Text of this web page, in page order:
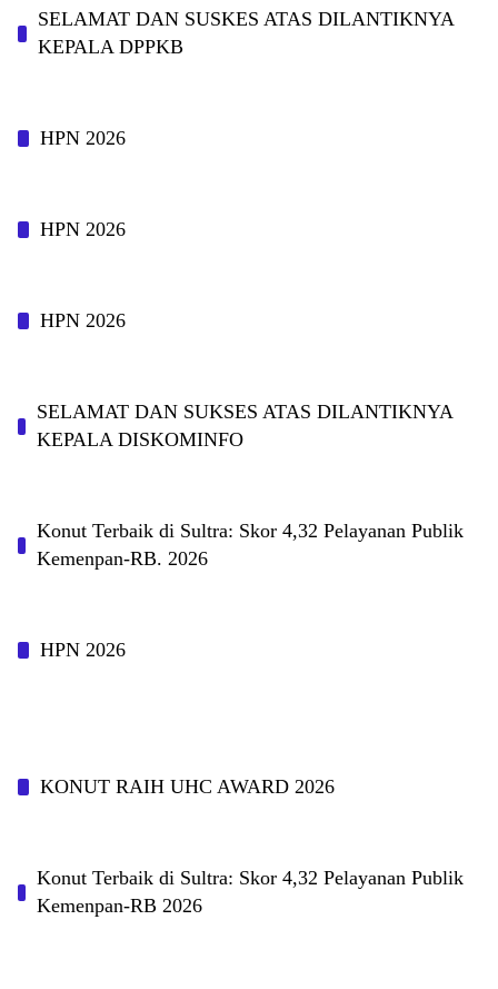
SELAMAT DAN SUSKES ATAS DILANTIKNYA
KEPALA DPPKB
HPN 2026
HPN 2026
HPN 2026
SELAMAT DAN SUKSES ATAS DILANTIKNYA
KEPALA DISKOMINFO
Konut Terbaik di Sultra: Skor 4,32 Pelayanan Publik
Kemenpan-RB. 2026
HPN 2026
KONUT RAIH UHC AWARD 2026
Konut Terbaik di Sultra: Skor 4,32 Pelayanan Publik
Kemenpan-RB 2026